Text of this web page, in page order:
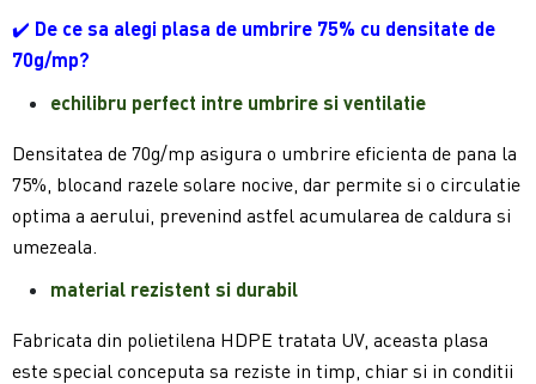
✔️ De ce sa alegi plasa de umbrire 75% cu densitate de
70g/mp?
echilibru perfect intre umbrire si ventilatie
Densitatea de 70g/mp asigura o umbrire eficienta de pana la
75%, blocand razele solare nocive, dar permite si o circulatie
optima a aerului, prevenind astfel acumularea de caldura si
umezeala.
material rezistent si durabil
Fabricata din polietilena HDPE tratata UV, aceasta plasa
este special conceputa sa reziste in timp, chiar si in conditii